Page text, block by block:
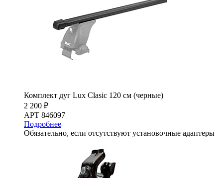
Комплект дуг Lux Clasic 120 см (черные)
2 200 ₽
АРТ 846097
Подробнее
Обязательно, если отсутствуют установочные адаптеры